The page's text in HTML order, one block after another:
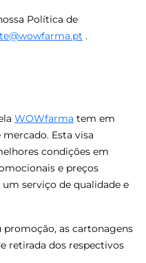
Política de
.
WOWfarma tem em
Esta visa
condições em
e preços
serviço de qualidade e
as cartonagens
retirada dos respectivos